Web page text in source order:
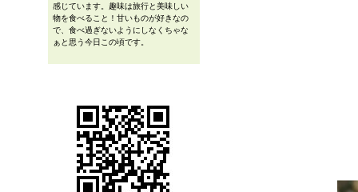
感じています。趣味は旅行と美味しい
物を食べること！甘いものが好きなの
で、食べ過ぎないようにしなくちゃな
ぁと思う今日この頃です。